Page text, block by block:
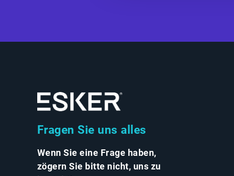
Fragen Sie uns alles
Wenn Sie eine Frage haben,
zögern Sie bitte nicht, uns zu